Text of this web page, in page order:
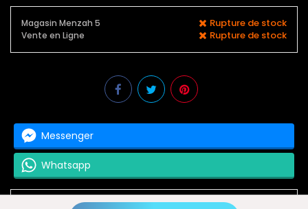
Magasin Menzah 5 Rupture de stock
Vente en Ligne Rupture de stock
Messenger
Whatsapp